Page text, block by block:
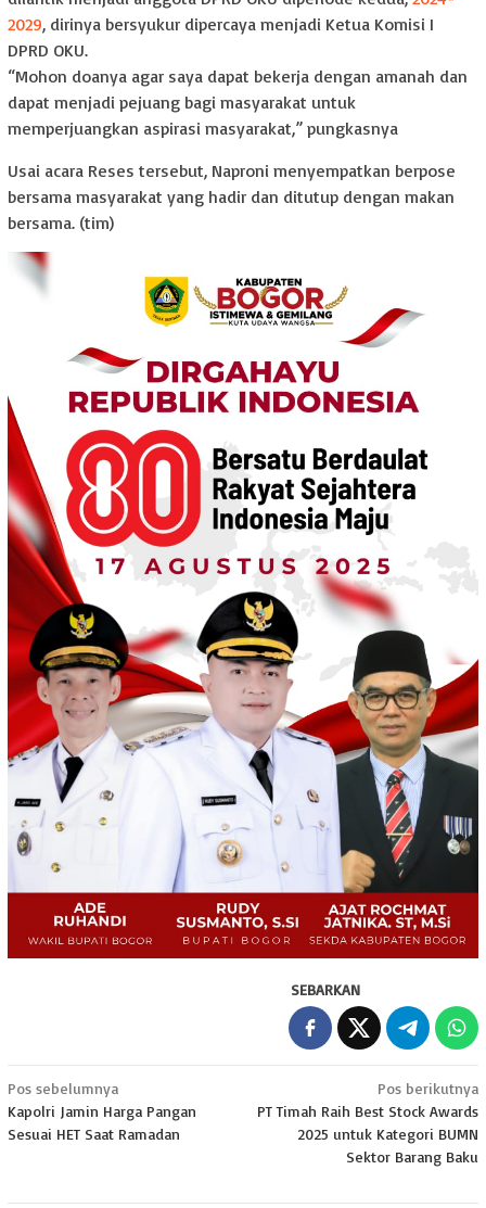
2029, dirinya bersyukur dipercaya menjadi Ketua Komisi I
DPRD OKU.
“Mohon doanya agar saya dapat bekerja dengan amanah dan
dapat menjadi pejuang bagi masyarakat untuk
memperjuangkan aspirasi masyarakat,” pungkasnya
Usai acara Reses tersebut, Naproni menyempatkan berpose
bersama masyarakat yang hadir dan ditutup dengan makan
bersama. (tim)
SEBARKAN
Navigasi
pos
Pos sebelumnya
Kapolri Jamin Harga Pangan
Sesuai HET Saat Ramadan
Pos berikutnya
PT Timah Raih Best Stock Awards
2025 untuk Kategori BUMN
Sektor Barang Baku